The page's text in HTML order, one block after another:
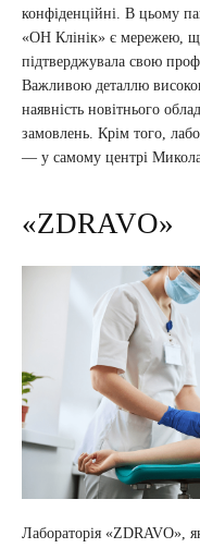
конфіденційні. В цьому
«ОН Клінік» є мережею,
підтверджувала свою
Важливою деталлю
наявність новітнього
замовлень. Крім того,
— у самому центрі
«ZDRAVO»
Лабораторія «ZDRAVO»,